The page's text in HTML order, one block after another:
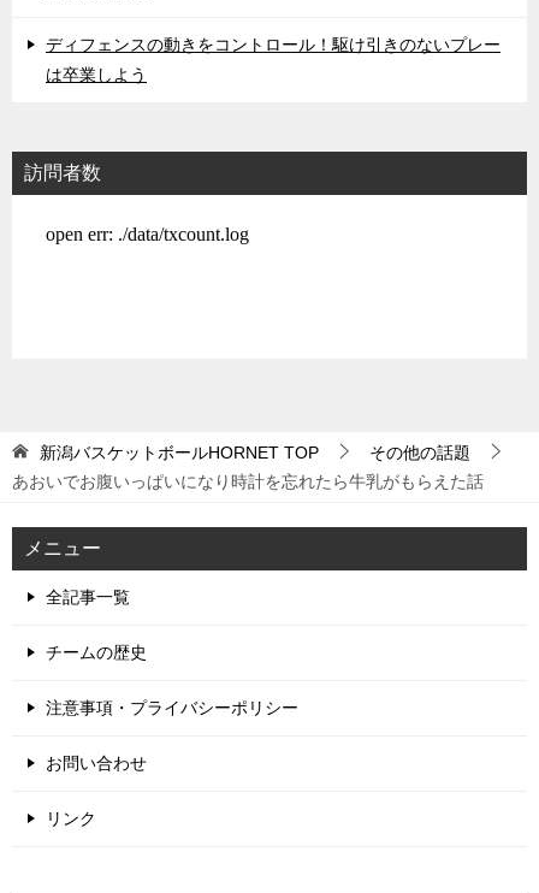
ディフェンスの動きをコントロール！駆け引きのないプレー
は卒業しよう
訪問者数
新潟バスケットボールHORNET TOP
その他の話題
あおいでお腹いっぱいになり時計を忘れたら牛乳がもらえた話
メニュー
全記事一覧
チームの歴史
注意事項・プライバシーポリシー
お問い合わせ
リンク